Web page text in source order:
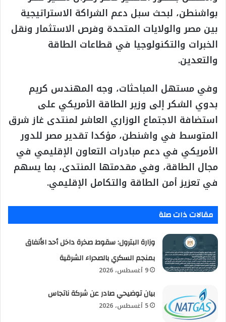
بواشنطن، لبحث سبل دعم الشراكة الاستراتيجية
بين مصر والولايات المتحدة وفرص الاستثمار ونقل
الخبرات والتكنولوجيا في قطاعات الطاقة
والتعدين.
وفي مستهل المباحثات، وجه المهندس كريم
بدوي الشكر إلى وزير الطاقة الأمريكي على
استضافة الاجتماع الوزاري العاشر لمنتدى غاز شرق
المتوسط في واشنطن، مؤكدا تقدير مصر للدور
الأمريكي في دعم مبادرات التعاون الإقليمي في
مجال الطاقة، وفي مقدمتها المنتدى، بما يسهم
في تعزيز أمن الطاقة والتكامل الإقليمي.
مقالات ذات صلة
وزارة البترول: سقوط صخرة داخل أحد الأنفاق
بمنجم السكري بالصحراء الشرقية
9 أغسطس، 2026
بيان توضيحي صادر عن شركة ناتجاس
5 أغسطس، 2026